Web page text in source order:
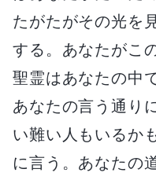
たがたがその光を
する。あなたがこ
聖霊はあなたの中
あなたの言う通り
い難い人もいるか
に言う。あなたの